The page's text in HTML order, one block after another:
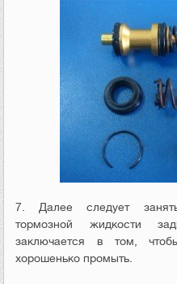
7. Далее следует
тормозной жидкости
заключается в том,
хорошенько промыть.